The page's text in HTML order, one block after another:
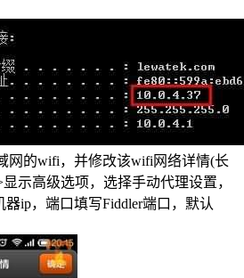
网的wifi，并修改该wifi网络详情(长
示高级选项，选择手动代理设置，
器ip，端口填写Fiddler端口，默认